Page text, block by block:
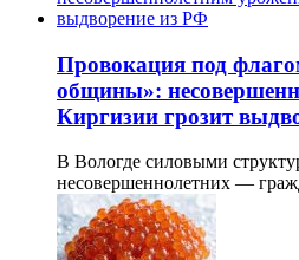
Провокация под
общины»:
Киргизии грозит
В Вологде силовыми
несовершеннолетних —